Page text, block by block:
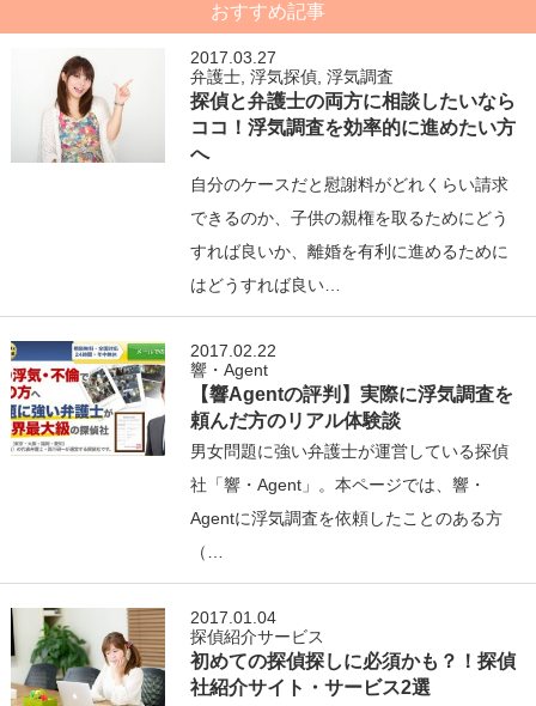
おすすめ記事
2017.03.27
弁護士 ,浮気探偵 ,浮気調査
探偵と弁護士の両方に相談したいなら
ココ！浮気調査を効率的に進めたい方
へ
自分のケースだと慰謝料がどれくらい請求
できるのか、子供の親権を取るためにどう
すれば良いか、離婚を有利に進めるために
はどうすれば良い…
2017.02.22
響・Agent
【響Agentの評判】実際に浮気調査を
頼んだ方のリアル体験談
男女問題に強い弁護士が運営している探偵
社「響・Agent」。本ページでは、響・
Agentに浮気調査を依頼したことのある方
（…
2017.01.04
探偵紹介サービス
初めての探偵探しに必須かも？！探偵
社紹介サイト・サービス2選